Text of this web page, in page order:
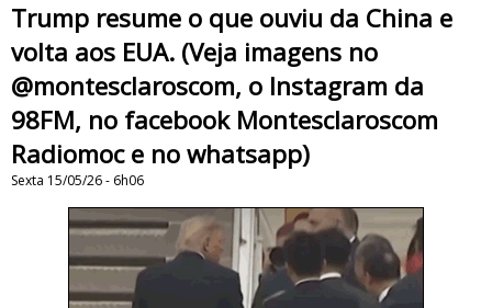
Trump resume o que ouviu da China e
volta aos EUA. (Veja imagens no
@montesclaroscom, o Instagram da
98FM, no facebook Montesclaroscom
Radiomoc e no whatsapp)
Sexta 15/05/26 - 6h06